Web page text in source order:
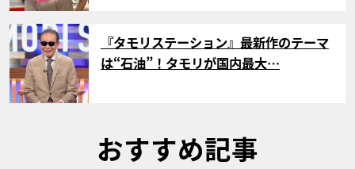
サムネイル
『タモリステーション』最新作のテーマ
は“石油”！タモリが国内最大…
おすすめ記事